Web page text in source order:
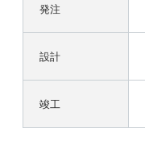
発注
設計
竣工